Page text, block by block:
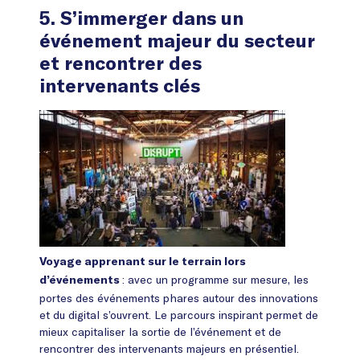
5. S’immerger dans un
événement majeur du secteur
et rencontrer des
intervenants clés
Voyage apprenant sur le terrain lors
d’événements: avec un programme sur mesure, les
portes des événements phares autour des innovations
et du digital s’ouvrent. Le parcours inspirant permet de
mieux capitaliser la sortie de l’événement et de
rencontrer des intervenants majeurs en présentiel.